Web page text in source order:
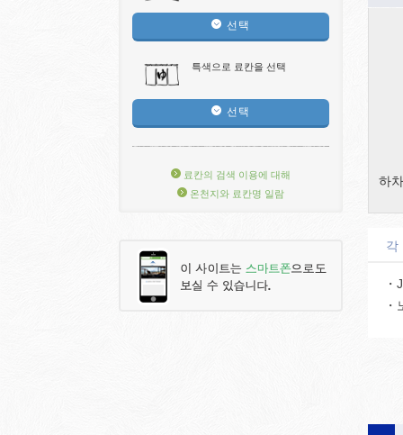
선택
특색으로 료칸을 선택
선택
료칸의 검색 이용에 대해
온천지와 료칸명 일람
하
각